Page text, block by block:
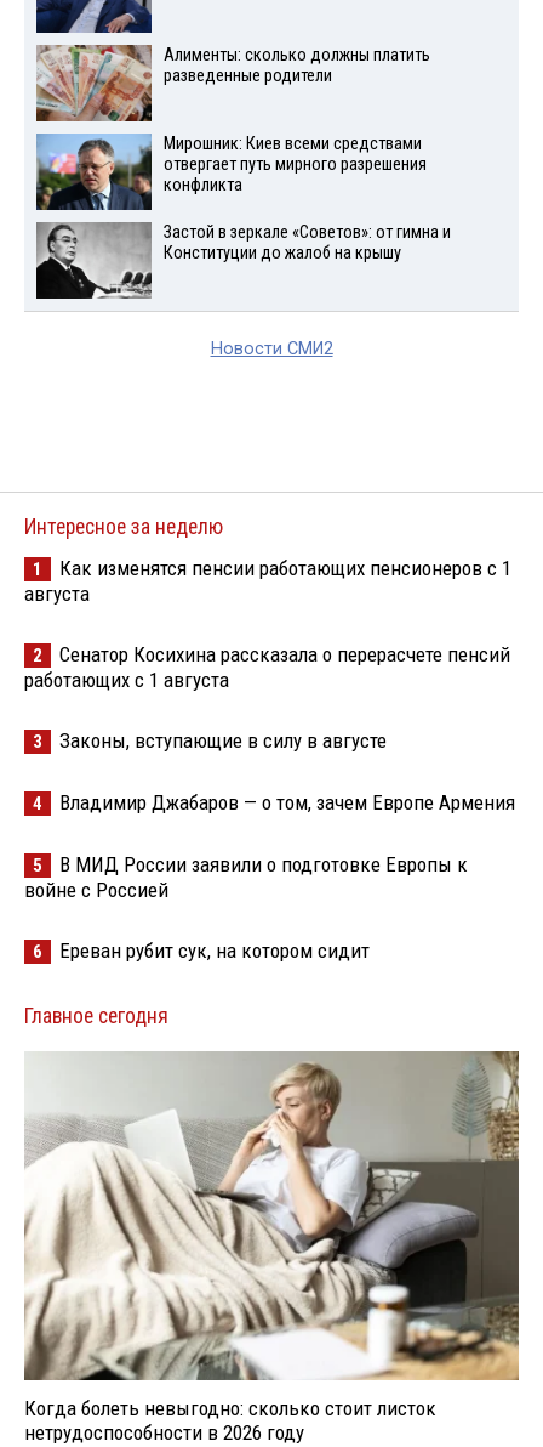
Алименты: сколько должны платить
разведенные родители
Мирошник: Киев всеми средствами
отвергает путь мирного разрешения
конфликта
Застой в зеркале «Советов»: от гимна и
Конституции до жалоб на крышу
Новости СМИ2
Интересное за неделю
1
Как изменятся пенсии работающих пенсионеров с 1
августа
2
Сенатор Косихина рассказала о перерасчете пенсий
работающих с 1 августа
3 Законы, вступающие в силу в августе
4 Владимир Джабаров — о том, зачем Европе Армения
5
В МИД России заявили о подготовке Европы к
войне с Россией
6 Ереван рубит сук, на котором сидит
Главное сегодня
Когда болеть невыгодно: сколько стоит листок
нетрудоспособности в 2026 году